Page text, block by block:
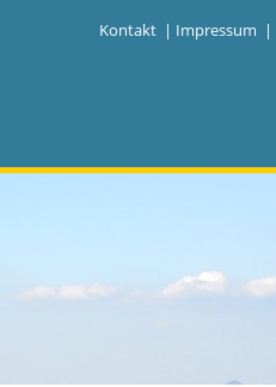
Kontakt | Impressum |